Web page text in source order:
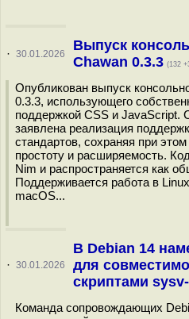
· 30.01.2026
Выпуск
Chawan 0.3.3 (132
Опубликован выпуск
0.3.3, использующего
поддержкой CSS и JavaScript.
заявлена реализация
стандартов, сохраняя при
простоту и расширяемость.
Nim и распространяется как
Поддерживается работа в
macOS...
· 30.01.2026
В Debian 14
для
скриптами
Команда сопровождающих